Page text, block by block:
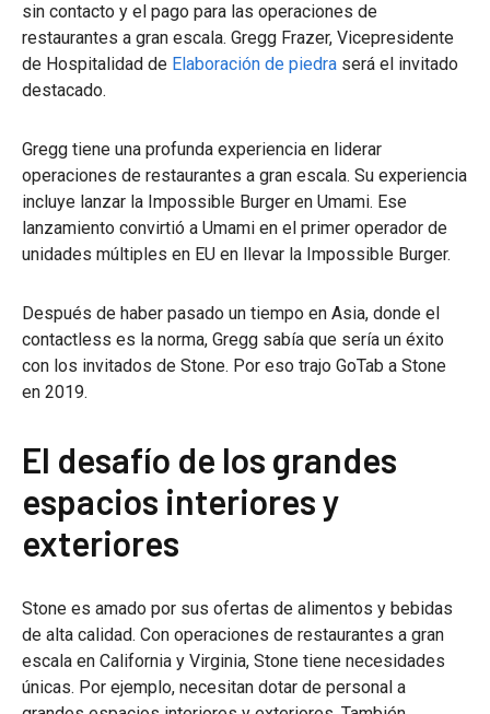
sin contacto y el pago para las operaciones de
restaurantes a gran escala. Gregg Frazer, Vicepresidente
de Hospitalidad de Elaboración de piedra será el invitado
destacado.
Gregg tiene una profunda experiencia en liderar
operaciones de restaurantes a gran escala. Su experiencia
incluye lanzar la Impossible Burger en Umami. Ese
lanzamiento convirtió a Umami en el primer operador de
unidades múltiples en EU en llevar la Impossible Burger.
Después de haber pasado un tiempo en Asia, donde el
contactless es la norma, Gregg sabía que sería un éxito
con los invitados de Stone. Por eso trajo GoTab a Stone
en 2019.
El desafío de los grandes
espacios interiores y
exteriores
Stone es amado por sus ofertas de alimentos y bebidas
de alta calidad. Con operaciones de restaurantes a gran
escala en California y Virginia, Stone tiene necesidades
únicas. Por ejemplo, necesitan dotar de personal a